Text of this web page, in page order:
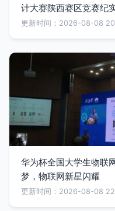
计大赛陕西赛区竞赛纪
更新时间：2026-08-08
华为杯全国大学生物联
梦，物联网新星闪耀
更新时间：2026-08-08